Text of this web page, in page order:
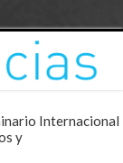
Internacional
y